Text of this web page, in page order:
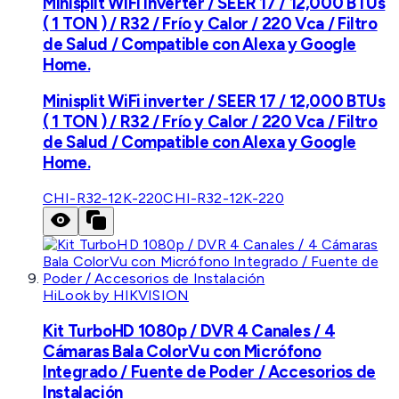
( 1 TON ) / R32 / Frío y Calor / 220 Vca / Filtro
de Salud / Compatible con Alexa y Google
Home.
Minisplit WiFi inverter / SEER 17 / 12,000 BTUs
( 1 TON ) / R32 / Frío y Calor / 220 Vca / Filtro
de Salud / Compatible con Alexa y Google
Home.
CHI-R32-12K-220CHI-R32-12K-220
HiLook by HIKVISION
Kit TurboHD 1080p / DVR 4 Canales / 4
Cámaras Bala ColorVu con Micrófono
Integrado / Fuente de Poder / Accesorios de
Instalación